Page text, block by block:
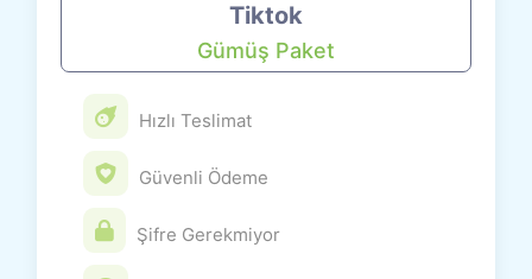
Tiktok
Gümüş Paket
Hızlı Teslimat
Güvenli Ödeme
Şifre Gerekmiyor